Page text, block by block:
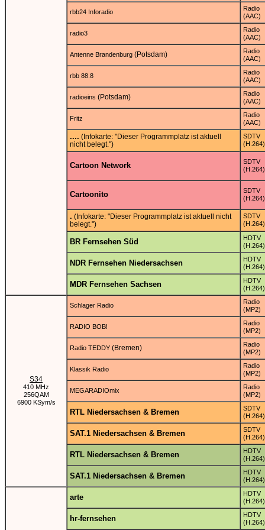
rbb24 Inforadio
Radio
(AAC)
radio3
Radio
(AAC)
Antenne Brandenburg (Potsdam)
Radio
(AAC)
rbb 88.8
Radio
(AAC)
radioeins (Potsdam)
Radio
(AAC)
Fritz
Radio
(AAC)
.... (Infokarte: "Dieser Programmplatz ist aktuell
nicht belegt.")
SDTV
(H.264)
Cartoon Network
SDTV
(H.264)
Cartoonito
SDTV
(H.264)
. (Infokarte: "Dieser Programmplatz ist aktuell nicht
belegt.")
SDTV
(H.264)
BR Fernsehen Süd
HDTV
(H.264)
NDR Fernsehen Niedersachsen
HDTV
(H.264)
MDR Fernsehen Sachsen
HDTV
(H.264)
S34
410 MHz
256QAM
6900 KSym/s
Schlager Radio
Radio
(MP2)
RADIO BOB!
Radio
(MP2)
Radio TEDDY (Bremen)
Radio
(MP2)
Klassik Radio
Radio
(MP2)
MEGARADIOmix
Radio
(MP2)
RTL Niedersachsen & Bremen
SDTV
(H.264)
SAT.1 Niedersachsen & Bremen
SDTV
(H.264)
RTL Niedersachsen & Bremen
HDTV
(H.264)
SAT.1 Niedersachsen & Bremen
HDTV
(H.264)
arte
HDTV
(H.264)
hr-fernsehen
HDTV
(H.264)